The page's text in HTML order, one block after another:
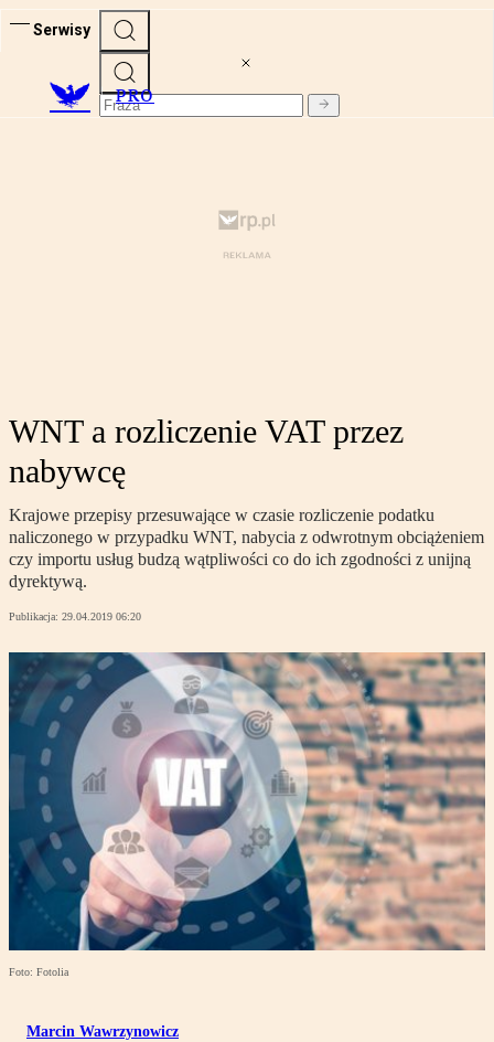
Serwisy
PRO
WNT a rozliczenie VAT przez
nabywcę
Krajowe przepisy przesuwające w czasie rozliczenie podatku
naliczonego w przypadku WNT, nabycia z odwrotnym obciążeniem
czy importu usług budzą wątpliwości co do ich zgodności z unijną
dyrektywą.
Publikacja: 29.04.2019 06:20
Foto: Fotolia
Marcin Wawrzynowicz